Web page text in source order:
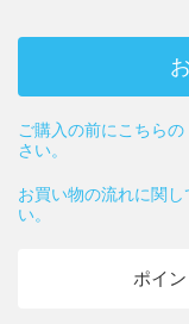
ご購入の前にこちら
さい。
お買い物の流れに関
い。
ポイ